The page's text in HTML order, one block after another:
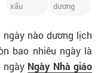
xấu
dương
ngày nào dương lịch
bao nhiêu ngày là
ngày Ngày Nhà giáo